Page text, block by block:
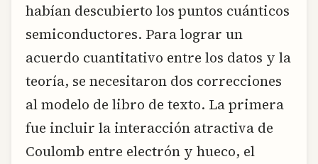
habían descubierto los puntos cuánticos
semiconductores. Para lograr un
acuerdo cuantitativo entre los datos y la
teoría, se necesitaron dos correcciones
al modelo de libro de texto. La primera
fue incluir la interacción atractiva de
Coulomb entre electrón y hueco, el